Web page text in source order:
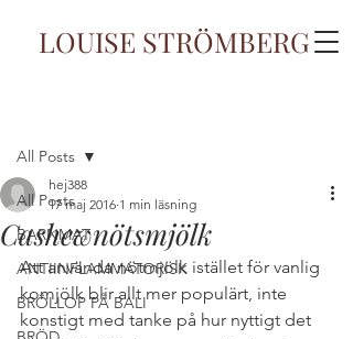
LOUISE STRÖMBERG
All Posts
BARNMAT
ANTIINFLAMMATORISK
BRÖLLOP PÅ BALI
All Posts
Cashewnötsmjölk
hej388
17 maj 2016 1 min läsning
Att använda nötmjölk istället för vanlig
komjölk blir allt mer populärt, inte
konstigt med tanke på hur nyttigt det